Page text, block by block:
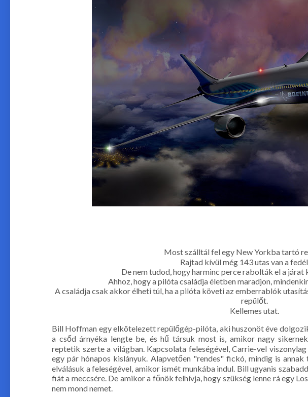
Most szálltál fel egy New Yorkba tartó
Rajtad kívül még 143 utas van a
De nem tudod, hogy harminc perce rabolták el a járat
Ahhoz, hogy a pilóta családja életben maradjon,
A családja csak akkor élheti túl, ha a pilóta követi az emberrablók
repülőt.
Kellemes utat.
Bill Hoffman egy elkötelezett repülőgép-pilóta, aki huszonöt éve
a csőd árnyéka lengte be, és hű társuk most is, amikor nagy
reptetik szerte a világban. Kapcsolata feleségével, Carrie-vel
egy pár hónapos kislányuk. Alapvetően "rendes" fickó, mindig is
elválásuk a feleségével, amikor ismét munkába indul. Bill ugyanis
fiát a meccsére. De amikor a főnök felhívja, hogy szükség lenne rá egy
nem mond nemet.